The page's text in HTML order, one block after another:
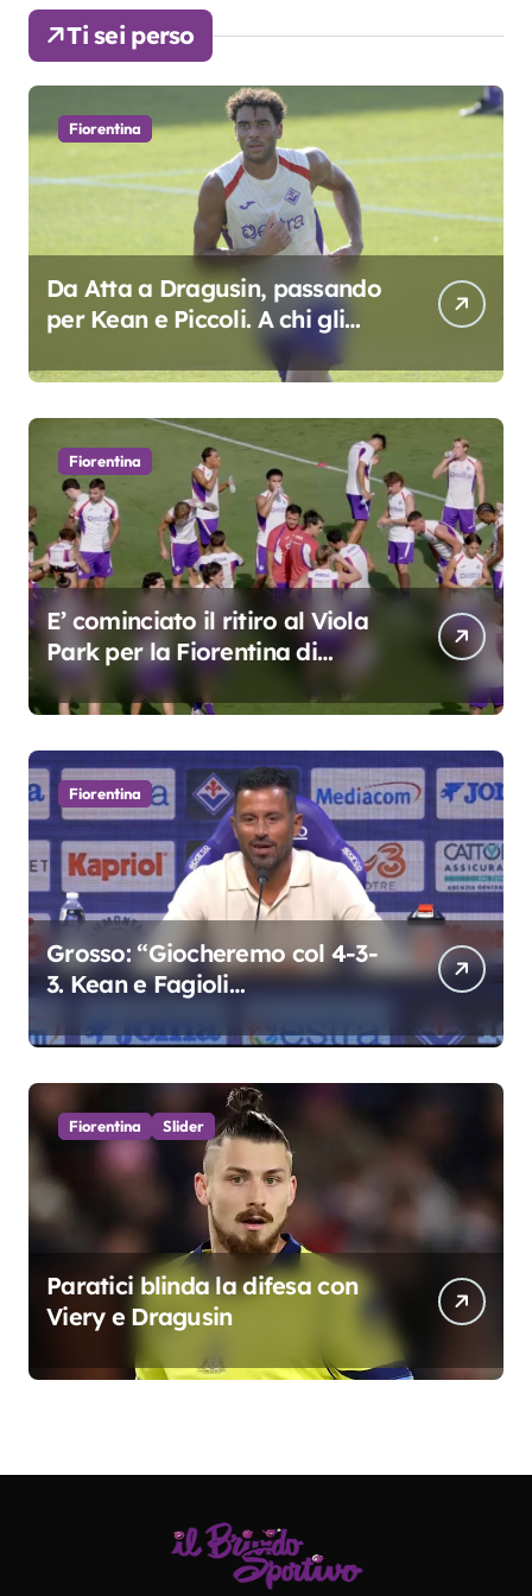
Ti sei perso
Fiorentina
Da Atta a Dragusin, passando
per Kean e Piccoli. A chi gli
oscar del precampionato?
Fiorentina
E’ cominciato il ritiro al Viola
Park per la Fiorentina di
Grosso
Fiorentina
Grosso: “Giocheremo col 4-3-
3. Kean e Fagioli
colpo”
Fiorentina Slider
Paratici blinda la difesa con
Viery e Dragusin